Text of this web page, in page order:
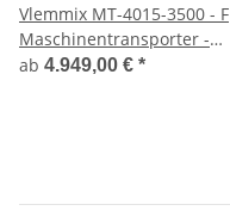
Vlemmix MT-4015-3500 - F
Maschinentransporter -
Baggeranhänger
ab 4.949,00 € *